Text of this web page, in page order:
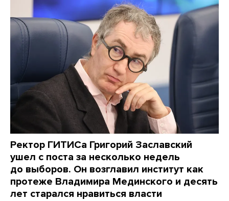
Ректор ГИТИСа Григорий Заславский
ушел с поста за несколько недель
до выборов. Он возглавил институт как
протеже Владимира Мединского и десять
лет старался нравиться власти